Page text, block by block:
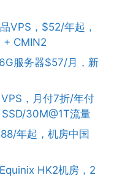
VPS，$52/年起，
+ CMIN2
服务器$57/月，新
，月付7折/年付
30M@1T流量
年起，机房中国
HK2机房，2